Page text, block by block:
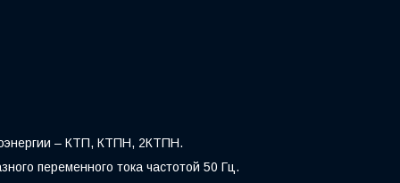
– КТП, КТПН, 2КТПН.
переменного тока частотой 50 Гц.